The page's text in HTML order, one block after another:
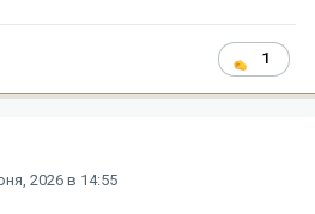
1
2026 в 14:55